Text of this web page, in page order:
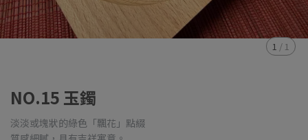
1 / 1
NO.15 玉鐲
淡淡或塊狀的綠色「飄花」點綴